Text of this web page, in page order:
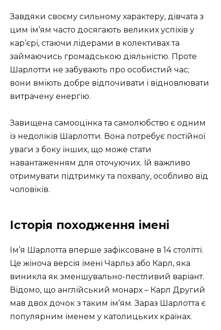
Завдяки своєму сильному характеру, дівчата з
цим ім’ям часто досягають великих успіхів у
кар’єрі, стаючи лідерами в колективах та
займаючись громадською діяльністю. Проте
Шарлотти не забувають про особистий час;
вони вміють добре відпочивати і відновлювати
витрачену енергію.
Завищена самооцінка та самолюбство є одним
із недоліків Шарлотти. Вона потребує постійної
уваги з боку інших, що може стати
навантаженням для оточуючих. Їй важливо
отримувати підтримку та похвалу, особливо від
чоловіків.
Історія походження імені
Ім’я Шарлотта вперше зафіксоване в 14 столітті.
Це жіноча версія імені Чарльз або Карл, яка
виникла як зменшувально-пестливий варіант.
Відомо, що англійський монарх – Карл Другий
мав двох дочок з таким ім’ям. Зараз Шарлотта є
популярним іменем у католицьких країнах.